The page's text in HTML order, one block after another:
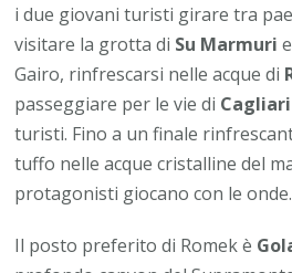
i due giovani turisti girare tra
visitare la grotta di Su Marmuri
Gairo, rinfrescarsi nelle acque di
passeggiare per le vie di Cagliari
turisti. Fino a un finale
tuffo nelle acque cristalline del
protagonisti giocano con le onde.
Il posto preferito di Romek è